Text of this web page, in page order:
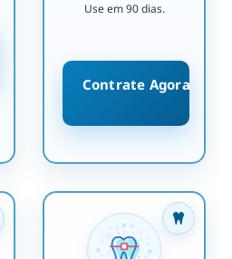
Use em 90 dias.
Contrate Agora